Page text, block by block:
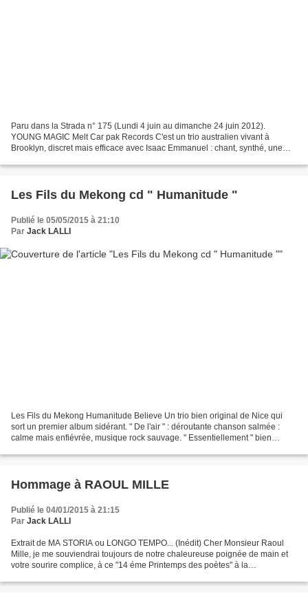
Paru dans la Strada n° 175 (Lundi 4 juin au dimanche 24 juin 2012).
YOUNG MAGIC Melt Car pak Records C'est un trio australien vivant à
Brooklyn, discret mais efficace avec Isaac Emmanuel : chant, synthé, une
Les Fils du Mekong cd " Humanitude "
Publié le 05/05/2015 à 21:10
Par Jack LALLI
Les Fils du Mekong Humanitude Believe Un trio bien original de Nice qui
sort un premier album sidérant. " De l'air " : déroutante chanson salmée :
calme mais enfiévrée, musique rock sauvage. " Essentiellement " bien
Hommage à RAOUL MILLE
Publié le 04/01/2015 à 21:15
Par Jack LALLI
Extrait de MA STORIA ou LONGO TEMPO... (Inédit) Cher Monsieur Raoul
Mille, je me souviendrai toujours de notre chaleureuse poignée de main et
votre sourire complice, à ce "14 éme Printemps des poètes" à la